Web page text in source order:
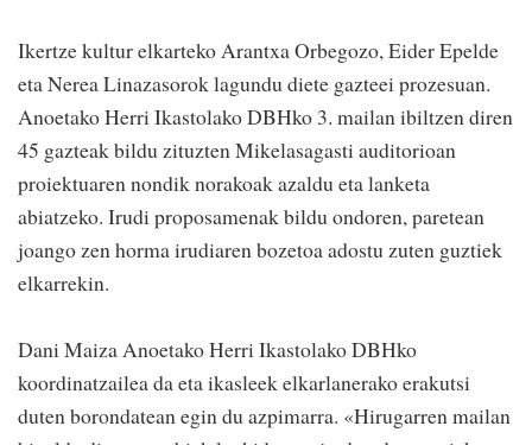
Ikertze kultur elkarteko Arantxa Orbegozo, Eider Epelde
eta Nerea Linazasorok lagundu diete gazteei prozesuan.
Anoetako Herri Ikastolako DBHko 3. mailan ibiltzen diren
45 gazteak bildu zituzten Mikelasagasti auditorioan
proiektuaren nondik norakoak azaldu eta lanketa
abiatzeko. Irudi proposamenak bildu ondoren, paretean
joango zen horma irudiaren bozetoa adostu zuten guztiek
elkarrekin.
Dani Maiza Anoetako Herri Ikastolako DBHko
koordinatzailea da eta ikasleek elkarlanerako erakutsi
duten borondatean egin du azpimarra. «Hirugarren mailan